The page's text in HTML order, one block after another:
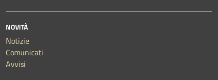
NOVITÀ
Notizie
Comunicati
Avvisi